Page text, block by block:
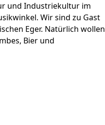
und Industriekultur im
Wir sind zu Gast
Eger. Natürlich wollen
Bier und